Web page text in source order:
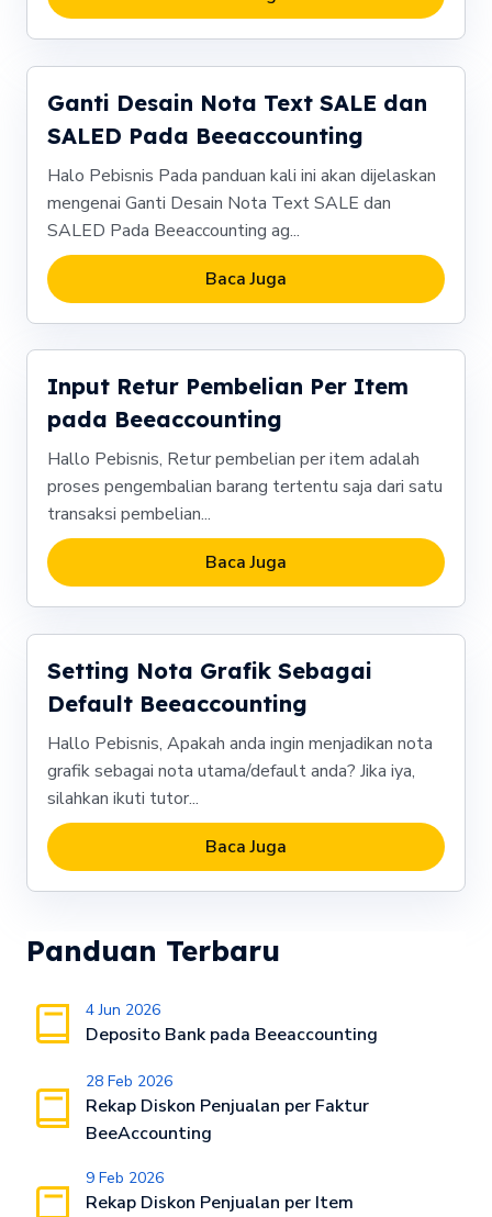
Ganti Desain Nota Text SALE dan
SALED Pada Beeaccounting
Halo Pebisnis Pada panduan kali ini akan dijelaskan
mengenai Ganti Desain Nota Text SALE dan
SALED Pada Beeaccounting ag...
Baca Juga
Input Retur Pembelian Per Item
pada Beeaccounting
Hallo Pebisnis, Retur pembelian per item adalah
proses pengembalian barang tertentu saja dari satu
transaksi pembelian...
Baca Juga
Setting Nota Grafik Sebagai
Default Beeaccounting
Hallo Pebisnis, Apakah anda ingin menjadikan nota
grafik sebagai nota utama/default anda? Jika iya,
silahkan ikuti tutor...
Baca Juga
Panduan Terbaru
4 Jun 2026
Deposito Bank pada Beeaccounting
28 Feb 2026
Rekap Diskon Penjualan per Faktur
BeeAccounting
9 Feb 2026
Rekap Diskon Penjualan per Item